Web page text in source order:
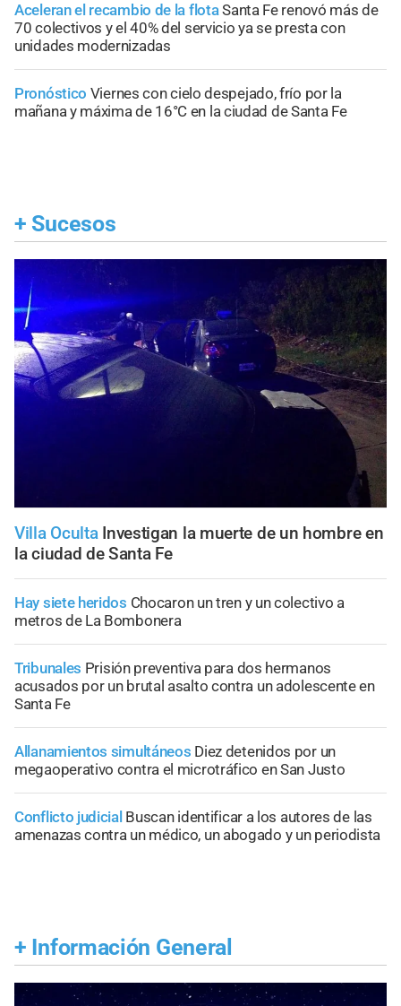
Aceleran el recambio de la flotaSanta Fe renovó más de
70 colectivos y el 40% del servicio ya se presta con
unidades modernizadas
Pronóstico Viernes con cielo despejado, frío por la
mañana y máxima de 16°C en la ciudad de Santa Fe
+ Sucesos
Villa Oculta Investigan la muerte de un hombre en
la ciudad de Santa Fe
Hay siete heridos Chocaron un tren y un colectivo a
metros de La Bombonera
Tribunales Prisión preventiva para dos hermanos
acusados por un brutal asalto contra un adolescente en
Santa Fe
Allanamientos simultáneos Diez detenidos por un
megaoperativo contra el microtráfico en San Justo
Conflicto judicial Buscan identificar a los autores de las
amenazas contra un médico, un abogado y un periodista
+ Información General